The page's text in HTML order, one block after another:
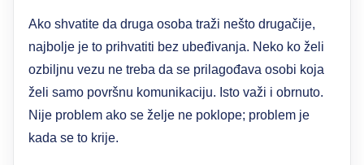
Ako shvatite da druga osoba traži nešto drugačije,
najbolje je to prihvatiti bez ubeđivanja. Neko ko želi
ozbiljnu vezu ne treba da se prilagođava osobi koja
želi samo površnu komunikaciju. Isto važi i obrnuto.
Nije problem ako se želje ne poklope; problem je
kada se to krije.